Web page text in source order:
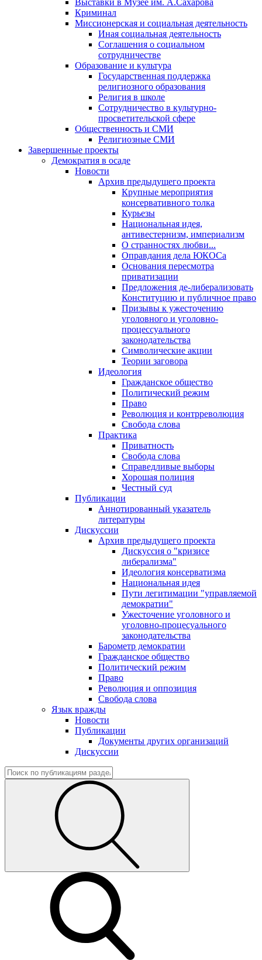
Выставки в Музее им. А.Сахарова
Криминал
Миссионерская и социальная деятельность
Иная социальная деятельность
Соглашения о социальном
сотрудничестве
Образование и культура
Государственная поддержка
религиозного образования
Религия в школе
Сотрудничество в культурно-
просветительской сфере
Общественность и СМИ
Религиозные СМИ
Завершенные проекты
Демократия в осаде
Новости
Архив предыдущего проекта
Крупные мероприятия
консервативного толка
Курьезы
Национальная идея,
антивестернизм, империализм
О странностях любви...
Оправдания дела ЮКОСа
Основания пересмотра
приватизации
Предложения де-либерализовать
Конституцию и публичное право
Призывы к ужесточению
уголовного и уголовно-
процессуального
законодательства
Символические акции
Теории заговора
Идеология
Гражданское общество
Политический режим
Право
Революция и контрреволюция
Свобода слова
Практика
Приватность
Свобода слова
Справедливые выборы
Хорошая полиция
Честный суд
Публикации
Аннотированный указатель
литературы
Дискуссии
Архив предыдущего проекта
Дискуссия о "кризисе
либерализма"
Идеология консерватизма
Национальная идея
Пути легитимации "управляемой
демократии"
Ужесточение уголовного и
уголовно-процесуального
законодательства
Барометр демократии
Гражданское общество
Политический режим
Право
Революция и оппозиция
Свобода слова
Язык вражды
Новости
Публикации
Документы других организаций
Дискуссии